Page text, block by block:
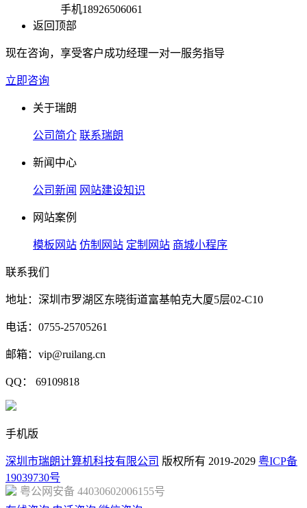
手机18926506061
返回顶部
现在咨询，享受客户成功经理一对一服务指导
立即咨询
关于瑞朗
公司简介 联系瑞朗
新闻中心
公司新闻 网站建设知识
网站案例
模板网站 仿制网站 定制网站 商城小程序
联系我们
地址：深圳市罗湖区东晓街道富基帕克大厦5层02-C10
电话：0755-25705261
邮箱：vip@ruilang.cn
QQ： 69109818
手机版
深圳市瑞朗计算机科技有限公司 版权所有 2019-2029 粤ICP备
19039730号
粤公网安备 44030602006155号